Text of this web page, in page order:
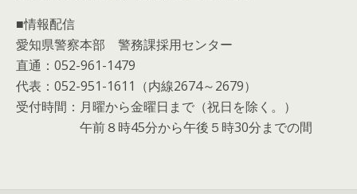
■情報配信
愛知県警察本部 警務課採用センター
直通：052-961-1479
代表：052-951-1611（内線2674～2679）
受付時間：月曜から金曜日まで（祝日を除く。）
午前８時45分から午後５時30分までの間